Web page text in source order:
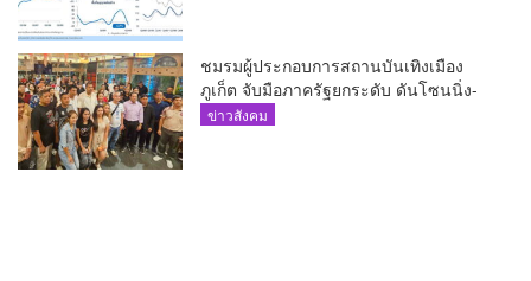
ชมรมผู้ประกอบการสถานบันเทิงเมือง
ภูเก็ต จับมือภาครัฐยกระดับ ดันโซนนิ่ง-
ขับเคลื่อนท่องเที่ยวอย่างยั่งยืน
ข่าวสังคม